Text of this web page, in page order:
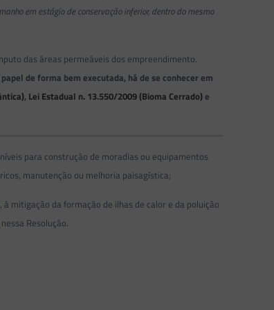
em estágio de conservação inferior, dentro do mesmo
das áreas permeáveis dos empreendimento.
de forma bem executada, há de se conhecer em
, Lei Estadual n. 13.550/2009 (Bioma Cerrado)e
para construção de moradias ou equipamentos
manutenção ou melhoria paisagística;
mitigação da formação de ilhas de calor e da poluição
Resolução.